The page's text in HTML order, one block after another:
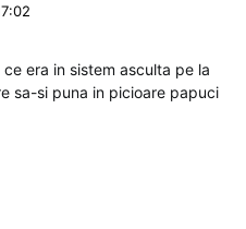
era in sistem asculta pe la
sa-si puna in picioare papuci